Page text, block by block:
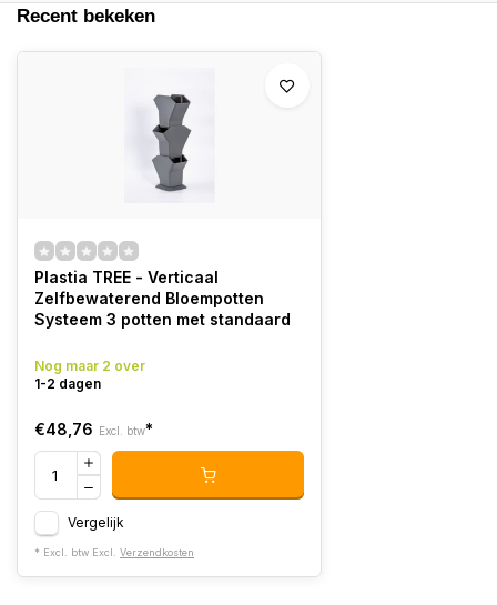
Recent bekeken
Plastia TREE - Verticaal
Zelfbewaterend Bloempotten
Systeem 3 potten met standaard
Nog maar 2 over
1-2 dagen
€48,76 Excl. btw*
Vergelijk
* Excl. btw Excl. Verzendkosten